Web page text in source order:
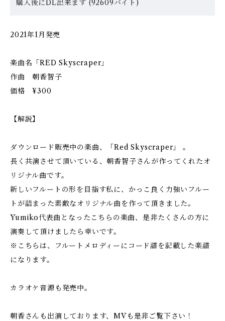
購入後にDL出来ます (92609バイト)
2021年1月発売
楽曲名「RED Skyscraper」
作曲 朝香智子
価格 ¥300
【解説】
ダウンロード販売中の楽曲、「Red Skyscraper」 。
長く共演させて頂いている、朝香智子さんが作ってくれたオ
リジナル曲です。
新しいフルートの形を目指す私に、かっこ良く力強いフルー
トが詰まった素敵なオリジナル曲を作って頂きました。
Yumiko代表曲となったこちらの楽曲、是非たくさんの方に
演奏して頂けましたら幸いです。
※こちらは、フルートメロディーにコード譜を記載した楽譜
になります。
カラオケ音源も発売中。
朝香さんも出演しております、MVも是非ご覧下さい！